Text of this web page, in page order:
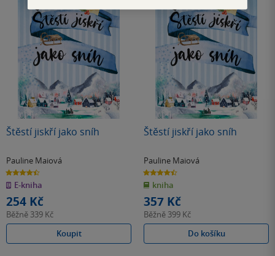
Štěstí jiskří jako sníh
Pauline Maiová
4.5
z
5
hvězdiček
E-kniha
254 Kč
Běžně 339 Kč
Koupit
Štěstí jiskří jako sníh
Pauline Maiová
4.5
z
5
hvězdiček
kniha
357 Kč
Běžně 399 Kč
Do košíku